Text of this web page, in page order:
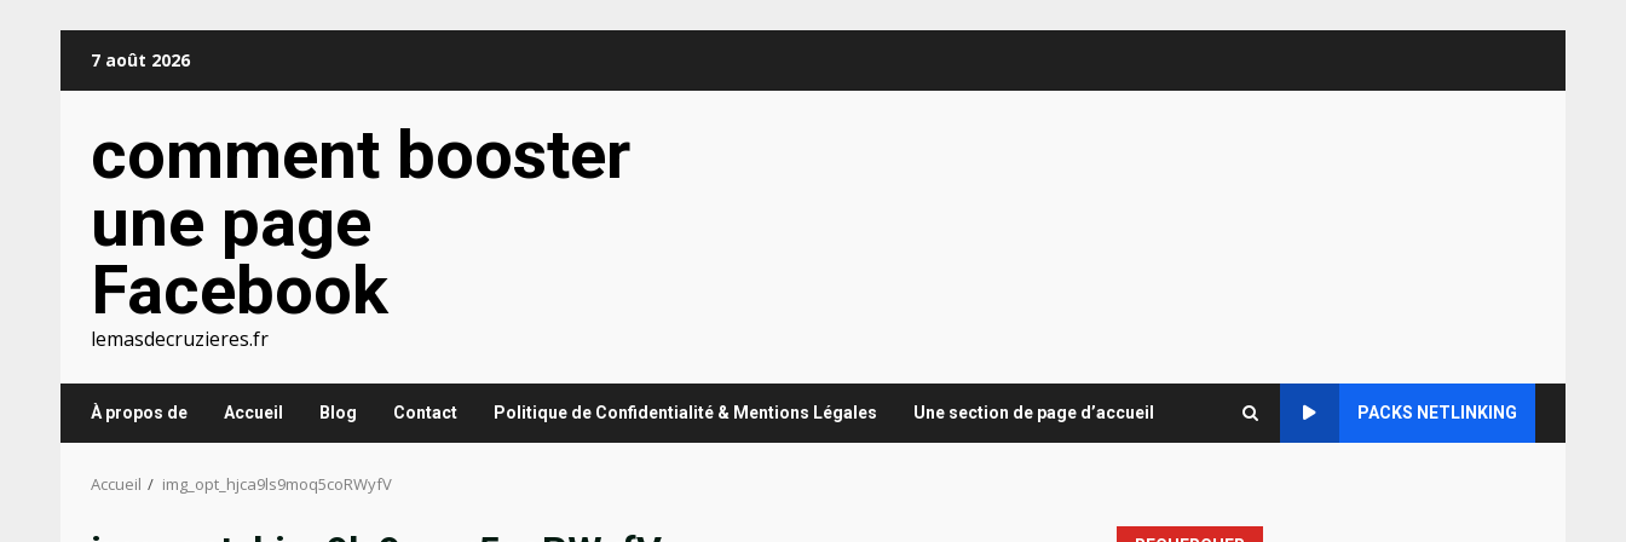
7 août 2026
comment booster
une page
Facebook
lemasdecruzieres.fr
À propos de Accueil Blog Contact Politique de Confidentialité & Mentions Légales Une section de page d’accueil PACKS NETLINKING
Accueil img_opt_hjca9ls9moq5coRWyfV